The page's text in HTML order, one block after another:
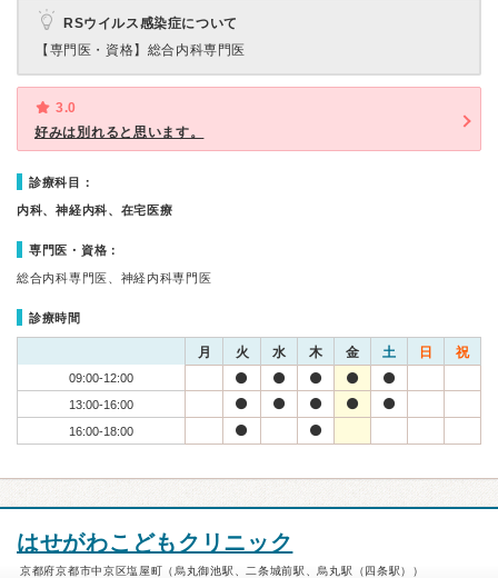
RSウイルス感染症について
【専門医・資格】 総合内科専門医
3.0
好みは別れると思います。
診療科目：
内科、神経内科、在宅医療
専門医・資格：
総合内科専門医、神経内科専門医
診療時間
月 火 水 木 金 土 日 祝
09:00-12:00
13:00-16:00
16:00-18:00
はせがわこどもクリニック
京都府京都市中京区塩屋町（烏丸御池駅、二条城前駅、烏丸駅（四条駅））